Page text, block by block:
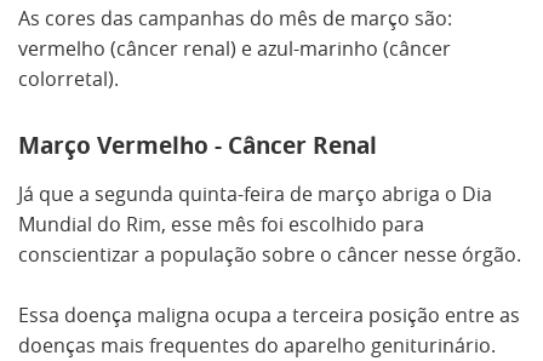
As cores das campanhas do mês de março são:
vermelho (câncer renal) e azul-marinho (câncer
colorretal).
Março Vermelho - Câncer Renal
Já que a segunda quinta-feira de março abriga o Dia
Mundial do Rim, esse mês foi escolhido para
conscientizar a população sobre o câncer nesse órgão.
Essa doença maligna ocupa a terceira posição entre as
doenças mais frequentes do aparelho geniturinário.